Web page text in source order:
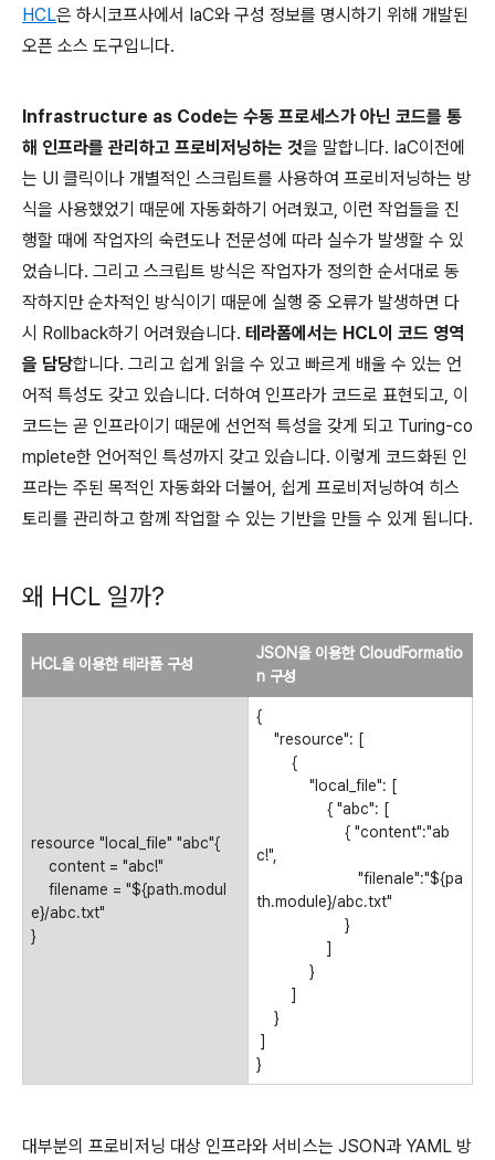
HCL은 하시코프사에서 IaC와 구성 정보를 명시하기 위해 개발된
오픈 소스 도구입니다.
Infrastructure as Code는 수동 프로세스가 아닌 코드를 통
해 인프라를 관리하고 프로비저닝하는 것을 말합니다. IaC이전에
는 UI 클릭이나 개별적인 스크립트를 사용하여 프로비저닝하는 방
식을 사용했었기 때문에 자동화하기 어려웠고, 이런 작업들을 진
행할 때에 작업자의 숙련도나 전문성에 따라 실수가 발생할 수 있
었습니다. 그리고 스크립트 방식은 작업자가 정의한 순서대로 동
작하지만 순차적인 방식이기 때문에 실행 중 오류가 발생하면 다
시 Rollback하기 어려웠습니다. 테라폼에서는 HCL이 코드 영역
을 담당합니다. 그리고 쉽게 읽을 수 있고 빠르게 배울 수 있는 언
어적 특성도 갖고 있습니다. 더하여 인프라가 코드로 표현되고, 이
코드는 곧 인프라이기 때문에 선언적 특성을 갖게 되고 Turing-co
mplete한 언어적인 특성까지 갖고 있습니다. 이렇게 코드화된 인
프라는 주된 목적인 자동화와 더불어, 쉽게 프로비저닝하여 히스
토리를 관리하고 함께 작업할 수 있는 기반을 만들 수 있게 됩니다.
왜 HCL 일까?
HCL을 이용한 테라폼 구성
JSON을 이용한 CloudFormatio
n 구성
resource "local_file" "abc"{
content = "abc!"
filename = "${path.modul
e}/abc.txt"
}
{
"resource": [
{
"local_file": [
{ "abc": [
{ "content":"ab
c!",
"filenale":"${pa
th.module}/abc.txt"
}
]
}
]
}
]
}
대부분의 프로비저닝 대상 인프라와 서비스는 JSON과 YAML 방